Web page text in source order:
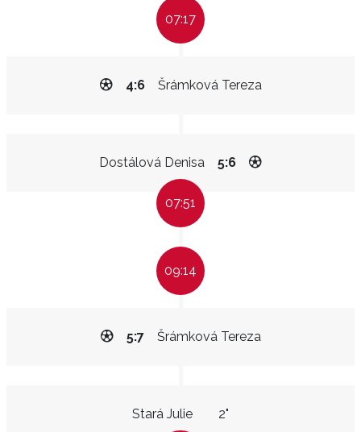
07:17
Šrámková Tereza
4:6
Dostálová Denisa 5:6
07:51
09:14
Šrámková Tereza
5:7
Stará Julie 2"